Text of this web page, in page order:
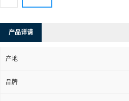
产品详请
产地
品牌